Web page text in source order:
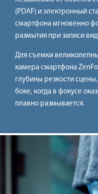
(PDAF) и электронный
смартфона мгновенно
размытия при записи
Для съемки
камера смартфона
глубины резкости
боке, когда в фокусе
плавно размывается.